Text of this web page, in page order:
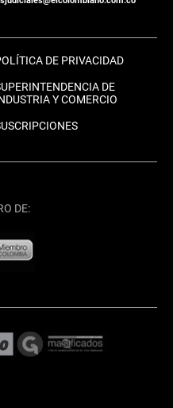
DE PRIVACIDAD
DE
Y COMERCIO
DE: